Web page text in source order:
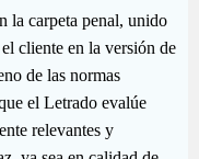
la carpeta penal, unido
cliente en la versión de
de las normas
el Letrado evalúe
relevantes y